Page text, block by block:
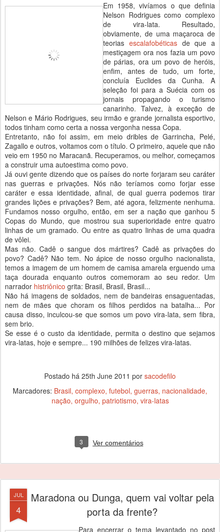
Em 1958, vivíamos o que definia
Nelson Rodrigues como complexo
de vira-lata. Resultado,
obviamente, de uma maçaroca de
teorias escalafobéticasde que a
mestiçagem ora nos fazia um povo
de párias, ora um povo de heróis,
enfim, antes de tudo, um forte,
concluía Euclides da Cunha. A
seleção foi para a Suécia com os
jornais propagando o turismo
canarinho. Talvez, à exceção de
Nelson e Mário Rodrigues, seu irmão e grande jornalista esportivo,
todos tinham como certa a nossa vergonha nessa Copa.
Entretanto, não foi assim, em meio dribles de Garrincha, Pelé,
Zagallo e outros, voltamos com o título. O primeiro, aquele que não
veio em 1950 no Maracanã. Recuperamos, ou melhor, começamos
a construir uma autoestima como povo.
Já ouvi gente dizendo que os países do norte forjaram seu caráter
nas guerras e privações. Nós não teríamos como forjar esse
caráter e essa identidade, afinal, de qual guerra podemos tirar
grandes lições e privações? Bem, até agora, felizmente nenhuma.
Fundamos nosso orgulho, então, em ser a nação que ganhou 5
Copas do Mundo, que mostrou sua superioridade entre quatro
linhas de um gramado. Ou entre as quatro linhas de uma quadra
de vôlei.
Mas não. Cadê o sangue dos mártires? Cadê as privações do
povo? Cadê? Não tem. No ápice de nosso orgulho nacionalista,
temos a imagem de um homem de camisa amarela erguendo uma
taça dourada enquanto outros comemoram ao seu redor. Um
narrador histriônico grita: Brasil, Brasil, Brasil...
Não há imagens de soldados, nem de bandeiras ensaguentadas,
nem de mães que choram os filhos perdidos na batalha... Por
causa disso, inculcou-se que somos um povo vira-lata, sem fibra,
sem brio.
Se esse é o custo da identidade, permita o destino que sejamos
vira-latas, hoje e sempre... 190 milhões de felizes vira-latas.
Postado há 25th June 2011 por sacodefilo
Marcadores: Brasil complexo futebol guerras nacionalidade
nação orgulho patriotismo vira-latas
3 Ver comentários
JUL
4
Maradona ou Dunga, quem vai voltar pela
porta da frente?
Para encerrar o tema levantado no post